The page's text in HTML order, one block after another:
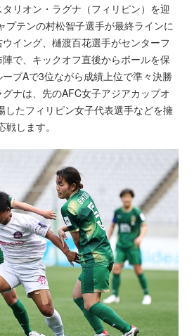
リオン・ラグナ（フィリピン）を迎
プテンの村松智子選手が最終ラインに
イング、樋渡百花選手がセンターフ
で、キックオフ直後からボールを保
プAで3位ながら成績上位で準々決勝
ナは、先のAFC女子アジアカップオ
したフィリピン女子代表選手などを擁
します。